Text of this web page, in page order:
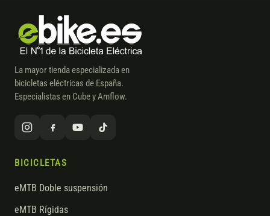
La mayor tienda especializada en
bicicletas eléctricas de España.
Especialistas en Cube y Amflow.
BICICLETAS
eMTB Doble suspensión
eMTB Rígidas